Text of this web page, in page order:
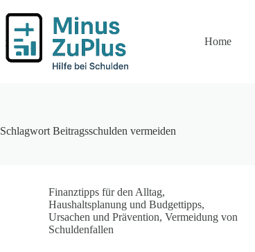
Inhalt
springen
Home
Schlagwort Beitragsschulden vermeiden
Finanztipps für den Alltag,
Haushaltsplanung und Budgettipps,
Ursachen und Prävention, Vermeidung von
Schuldenfallen